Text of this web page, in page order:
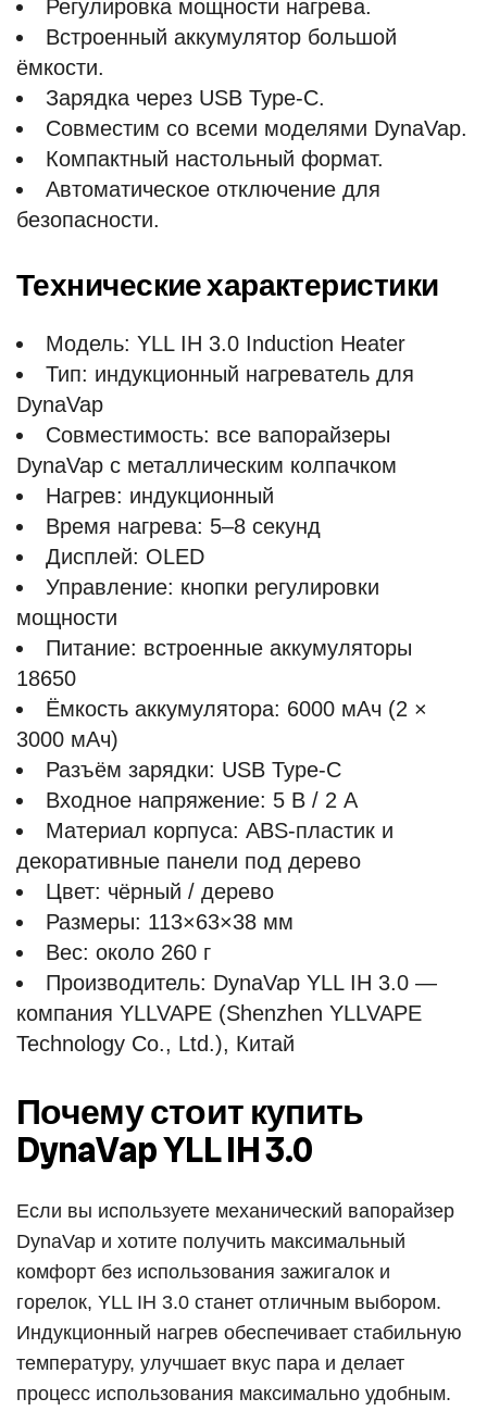
Регулировка мощности нагрева.
Встроенный аккумулятор большой
ёмкости.
Зарядка через USB Type-C.
Совместим со всеми моделями DynaVap.
Компактный настольный формат.
Автоматическое отключение для
безопасности.
Технические характеристики
Модель: YLL IH 3.0 Induction Heater
Тип: индукционный нагреватель для
DynaVap
Совместимость: все вапорайзеры
DynaVap с металлическим колпачком
Нагрев: индукционный
Время нагрева: 5–8 секунд
Дисплей: OLED
Управление: кнопки регулировки
мощности
Питание: встроенные аккумуляторы
18650
Ёмкость аккумулятора: 6000 мАч (2 ×
3000 мАч)
Разъём зарядки: USB Type-C
Входное напряжение: 5 В / 2 А
Материал корпуса: ABS-пластик и
декоративные панели под дерево
Цвет: чёрный / дерево
Размеры: 113×63×38 мм
Вес: около 260 г
Производитель: DynaVap YLL IH 3.0 —
компания YLLVAPE (Shenzhen YLLVAPE
Technology Co., Ltd.), Китай
Почему стоит купить
DynaVap YLL IH 3.0
Если вы используете механический вапорайзер
DynaVap и хотите получить максимальный
комфорт без использования зажигалок и
горелок, YLL IH 3.0 станет отличным выбором.
Индукционный нагрев обеспечивает стабильную
температуру, улучшает вкус пара и делает
процесс использования максимально удобным.